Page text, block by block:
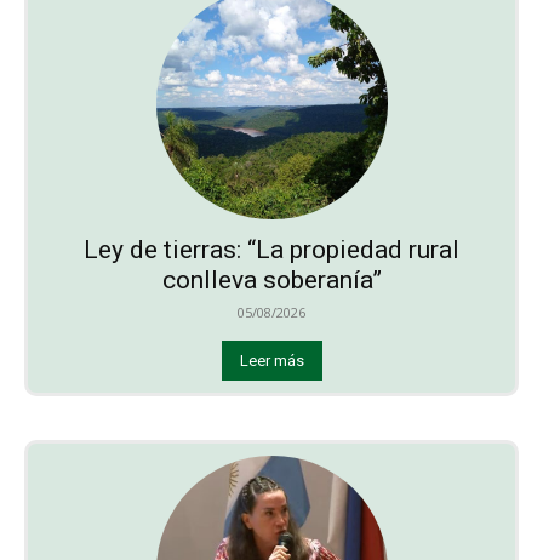
Ley de tierras: “La propiedad rural
conlleva soberanía”
05/08/2026
Leer más